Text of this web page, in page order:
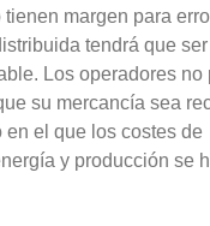
margen para
tendrá que
Los operadores no
su mercancía sea
en el que los costes de
y producción se